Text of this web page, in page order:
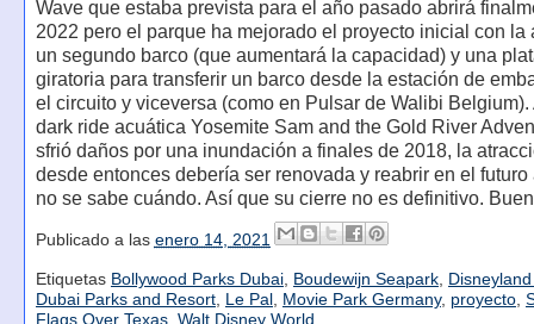
Wave que estaba prevista para el año pasado abrirá
2022 pero el parque ha mejorado el proyecto inicial con la
un segundo barco (que aumentará la capacidad) y una
giratoria para transferir un barco desde la estación de
el circuito y viceversa (como en Pulsar de Walibi Belgium).
dark ride acuática Yosemite Sam and the Gold River
sfrió daños por una inundación a finales de 2018, la
desde entonces debería ser renovada y reabrir en el
no se sabe cuándo. Así que su cierre no es definitivo.
Publicado a las enero 14, 2021
Etiquetas Bollywood Parks Dubai, Boudewijn Seapark,
Dubai Parks and Resort, Le Pal, Movie Park Germany, proyecto,
Flags Over Texas, Walt Disney World